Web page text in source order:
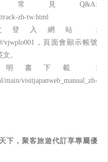
常見Q&A:
zh-tw.html
中文登入網站 :
vjwplo001，頁面會顯示帳號
。
明書下載 :
visitjapanweb_manual_zh-
下，聚客旅遊代訂享專屬優